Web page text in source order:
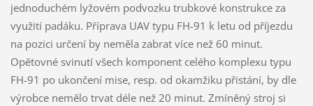
jednoduchém lyžovém podvozku trubkové konstrukce za
využití padáku. Příprava UAV typu FH-91 k letu od příjezdu
na pozici určení by neměla zabrat více než 60 minut.
Opětovné svinutí všech komponent celého komplexu typu
FH-91 po ukončení mise, resp. od okamžiku přistání, by dle
výrobce nemělo trvat déle než 20 minut. Zmíněný stroj si